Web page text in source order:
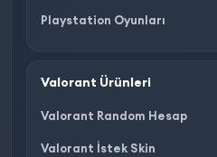
Playstation Oyunları
Valorant Ürünleri
Valorant Random Hesap
Valorant İstek Skin